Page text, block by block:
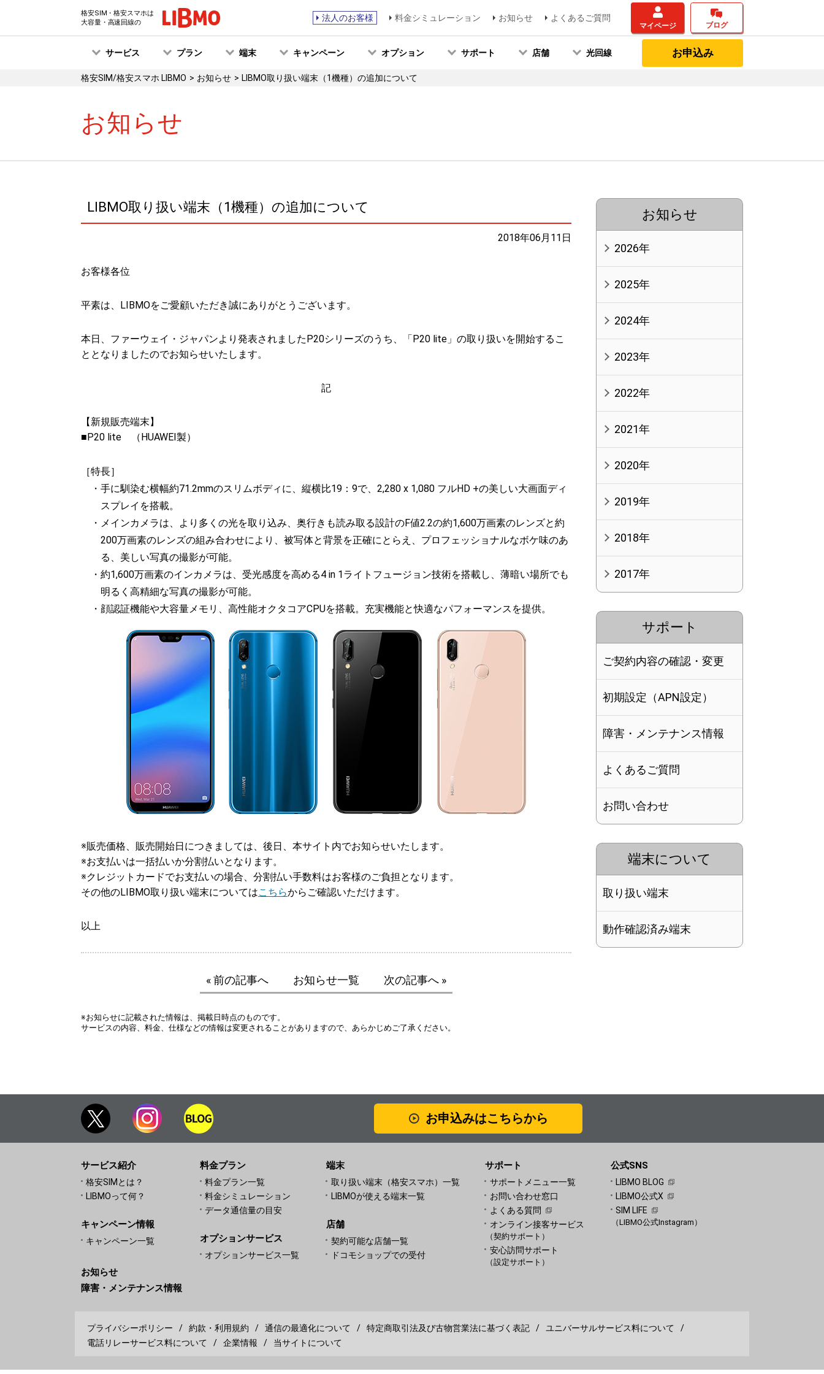
格安SIM・格安スマホは
大容量・高速回線の
法人のお客様 料金シミュレーション お知らせ よくあるご質問
マイページ ブログ
サービス プラン 端末 キャンペーン オプション サポート 店舗 光回線 お申込み
格安SIM/格安スマホ LIBMO お知らせ LIBMO取り扱い端末（1機種）の追加について
お知らせ
LIBMO取り扱い端末（1機種）の追加について
2018年06月11日
お客様各位
平素は、LIBMOをご愛顧いただき誠にありがとうございます。
本日、ファーウェイ・ジャパンより発表されましたP20シリーズのうち、「P20 lite」の取り扱いを開始するこ
ととなりましたのでお知らせいたします。
記
【新規販売端末】
■P20 lite （HUAWEI製）
［特長］
・手に馴染む横幅約71.2mmのスリムボディに、縦横比19：9で、2,280 x 1,080 フルHD +の美しい大画面ディ
スプレイを搭載。
・メインカメラは、より多くの光を取り込み、奥行きも読み取る設計のF値2.2の約1,600万画素のレンズと約
200万画素のレンズの組み合わせにより、被写体と背景を正確にとらえ、プロフェッショナルなボケ味のあ
る、美しい写真の撮影が可能。
・約1,600万画素のインカメラは、受光感度を高める4 in 1ライトフュージョン技術を搭載し、薄暗い場所でも
明るく高精細な写真の撮影が可能。
・顔認証機能や大容量メモリ、高性能オクタコアCPUを搭載。充実機能と快適なパフォーマンスを提供。
※販売価格、販売開始日につきましては、後日、本サイト内でお知らせいたします。
※お支払いは一括払いか分割払いとなります。
※クレジットカードでお支払いの場合、分割払い手数料はお客様のご負担となります。
その他のLIBMO取り扱い端末についてはこちらからご確認いただけます。
以上
« 前の記事へ お知らせ一覧 次の記事へ »
※お知らせに記載された情報は、掲載日時点のものです。
サービスの内容、料金、仕様などの情報は変更されることがありますので、あらかじめご了承ください。
お知らせ
2026年
2025年
2024年
2023年
2022年
2021年
2020年
2019年
2018年
2017年
サポート
ご契約内容の確認・変更
初期設定（APN設定）
障害・メンテナンス情報
よくあるご質問
お問い合わせ
端末について
取り扱い端末
動作確認済み端末
お申込みはこちらから
サービス紹介
格安SIMとは？
LIBMOって何？
キャンペーン情報
キャンペーン一覧
料金プラン
料金プラン一覧
料金シミュレーション
データ通信量の目安
オプションサービス
オプションサービス一覧
端末
取り扱い端末（格安スマホ）一覧
LIBMOが使える端末一覧
店舗
契約可能な店舗一覧
ドコモショップでの受付
サポート
サポートメニュー一覧
お問い合わせ窓口
よくある質問
オンライン接客サービス
（契約サポート）
安心訪問サポート
（設定サポート）
公式SNS
LIBMO BLOG
LIBMO公式X
SIM LIFE
（LIBMO公式Instagram）
お知らせ
障害・メンテナンス情報
プライバシーポリシー 約款・利用規約 通信の最適化について 特定商取引法及び古物営業法に基づく表記
ユニバーサルサービス料について
電話リレーサービス料について
企業情報 当サイトについて